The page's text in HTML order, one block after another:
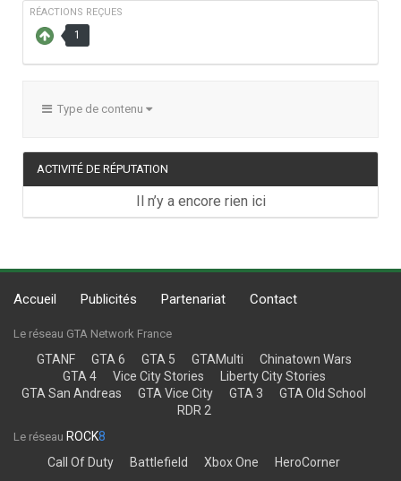
RÉACTIONS REÇUES
1
Type de contenu
ACTIVITÉ DE RÉPUTATION
Il n’y a encore rien ici
Accueil Publicités Partenariat Contact
Le réseau GTA Network France
GTANF GTA 6 GTA 5 GTAMulti
Chinatown Wars
GTA 4
Vice City Stories
Liberty City Stories
GTA San Andreas
GTA Vice City GTA 3
GTA Old School
RDR 2
Le réseau ROCK8
Call Of Duty
Battlefield Xbox One HeroCorner